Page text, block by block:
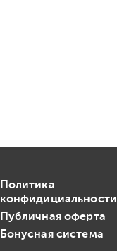
Политика
конфидициальности
Публичная оферта
Бонусная система